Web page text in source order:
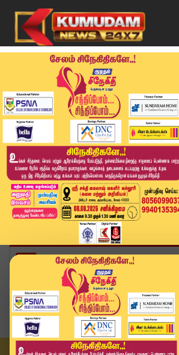
Home
சினிமா
இளையராஜா புகைப்படத்தை